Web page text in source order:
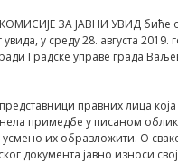
ЗА ЈАВНИ УВИД биће
увида, у среду 28. августа
Градске управе града
правних лица која
примедбе у писаном
усмено их образложити. О
документа јавно износи свој